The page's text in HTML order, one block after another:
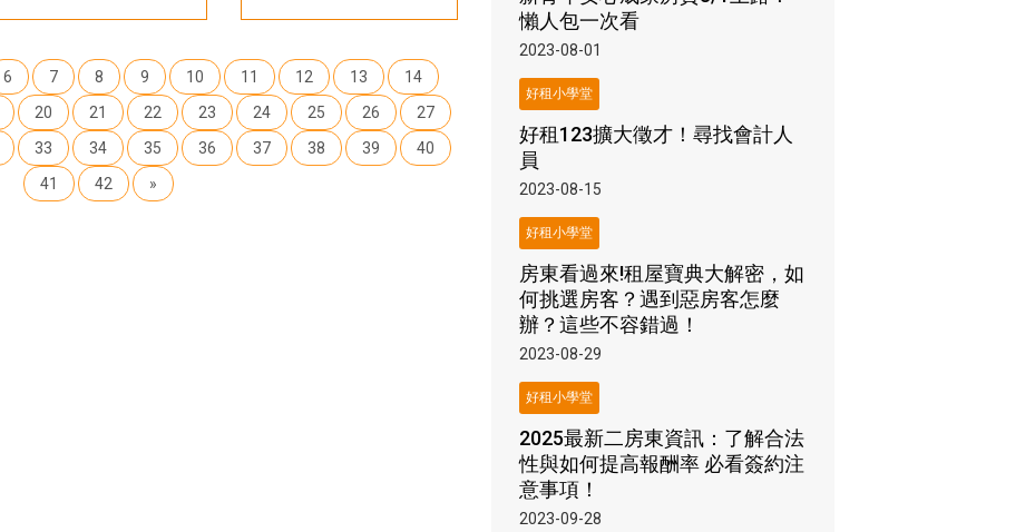
6 7 8 9 10 11 12 13
14
20 21 22 23 24 25 26
27
33 34 35 36 37 38 39
40
41
42 »
懶人包一次看
2023-08-01
好租小學堂
好租123擴大徵才！尋找會計人
員
2023-08-15
好租小學堂
房東看過來!租屋寶典大解密，如
何挑選房客？遇到惡房客怎麼
辦？這些不容錯過！
2023-08-29
好租小學堂
2025最新二房東資訊：了解合法
性與如何提高報酬率 必看簽約注
意事項！
2023-09-28